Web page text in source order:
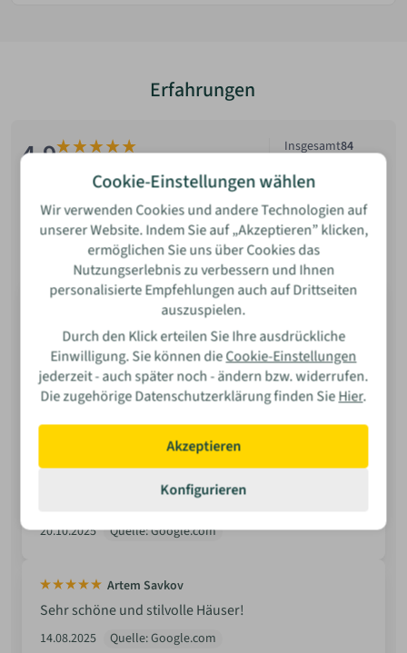
Erfahrungen
4.9 Insgesamt84
Anbieter bewerten
Filter öffnen
Neueste zuerst
Neueste
Beste Bewertung
Niedrigste Bewertung
Michaela G.
Das Tiny-House Sunshine ist klasse! Ich lebe seit zwei
Jahren ganzjährig dort. Den Kauf habe ich bisher
nicht bereut! Zwei Sterne deshalb, weil der
Kaminofen + Edelstahlkamin ohne Plakette geliefert
bzw. eingebaut wird, das bedeutet, dass der
Kaminkehrer den Ofen nicht abnehmen darf. Er kann
also nicht betrieben werden. Die Firma AC schafft -auf
Anfrage- keine Abhilfe. Letztendlich muss ein anderer
Ofen/Ofenrohr eingebaut werden. Das ist richtig
20.10.2025 Quelle: Google.com
Artem Savkov
Sehr schöne und stilvolle Häuser!
14.08.2025 Quelle: Google.com
Wie war Ihre Erfahrung?
Bewerten
Cookie-Einstellungen wählen
Wir verwenden Cookies und andere Technologien auf
unserer Website. Indem Sie auf „Akzeptieren” klicken,
ermöglichen Sie uns über Cookies das
Nutzungserlebnis zu verbessern und Ihnen
personalisierte Empfehlungen auch auf Drittseiten
auszuspielen.
Durch den Klick erteilen Sie Ihre ausdrückliche
Einwilligung. Sie können dieCookie-Einstellungen
jederzeit - auch später noch - ändern bzw. widerrufen.
Die zugehörige Datenschutzerklärung finden SieHier.
Akzeptieren
Konfigurieren